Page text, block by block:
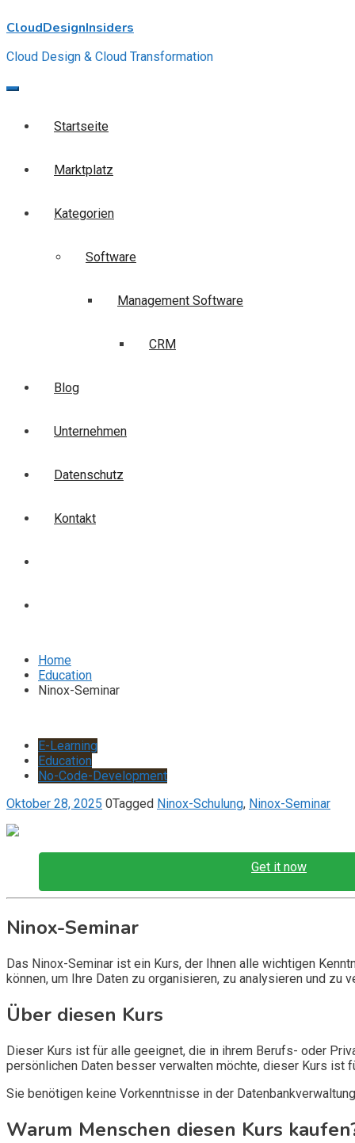
to
CloudDesignInsiders
Cloud Design & Cloud Transformation
Startseite
Marktplatz
Kategorien
Software
Management Software
CRM
Blog
Unternehmen
Datenschutz
Kontakt
Home
Education
Ninox-Seminar
E-Learning
Education
No-Code-Development
Oktober 28, 2025 0Tagged Ninox-Schulung, Ninox-Seminar
Get it now
Ninox-Seminar
Das Ninox-Seminar ist ein Kurs, der Ihnen alle wichtigen
können, um Ihre Daten zu organisieren, zu analysieren und zu
Über diesen Kurs
Dieser Kurs ist für alle geeignet, die in ihrem Berufs- oder
persönlichen Daten besser verwalten möchte, dieser Kurs ist
Sie benötigen keine Vorkenntnisse in der
Warum Menschen diesen Kurs